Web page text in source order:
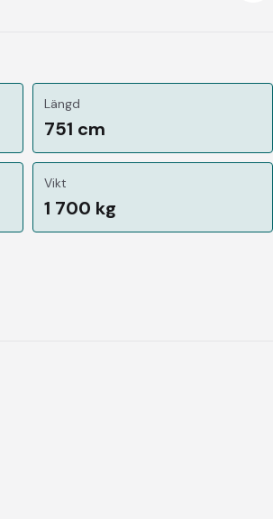
Längd
751 cm
Vikt
1 700 kg